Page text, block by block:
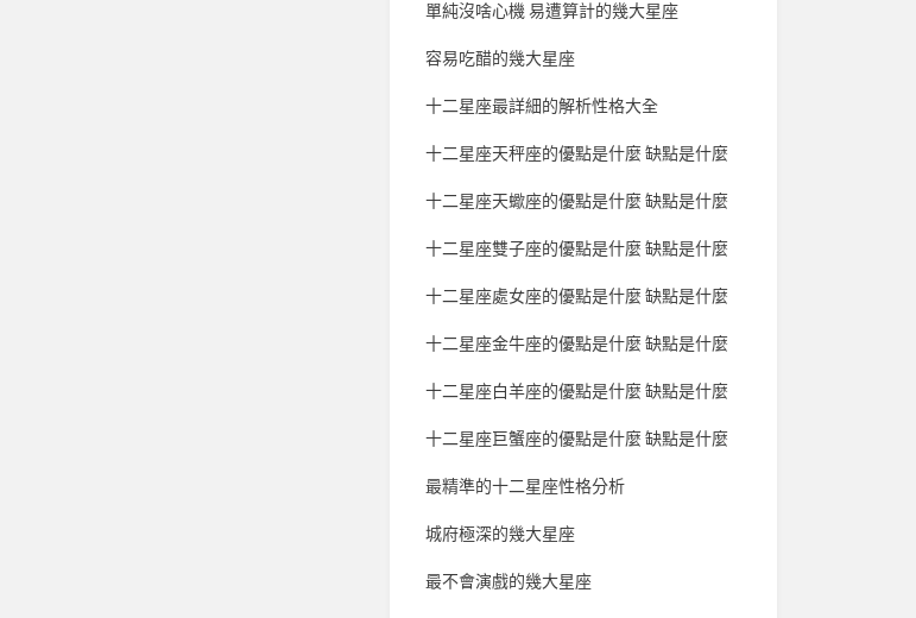
單純沒啥心機 易遭算計的幾大星座
容易吃醋的幾大星座
十二星座最詳細的解析性格大全
十二星座天秤座的優點是什麼 缺點是什麼
十二星座天蠍座的優點是什麼 缺點是什麼
十二星座雙子座的優點是什麼 缺點是什麼
十二星座處女座的優點是什麼 缺點是什麼
十二星座金牛座的優點是什麼 缺點是什麼
十二星座白羊座的優點是什麼 缺點是什麼
十二星座巨蟹座的優點是什麼 缺點是什麼
最精準的十二星座性格分析
城府極深的幾大星座
最不會演戲的幾大星座